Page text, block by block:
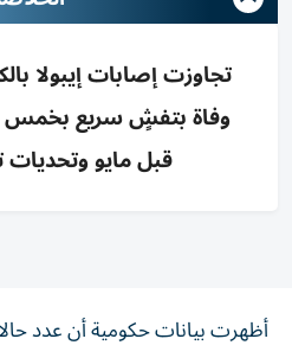
وفاة بتفشٍ سريع بخمس
قبل مايو وتحديات
أظهرت بيانات حكومية أن عدد